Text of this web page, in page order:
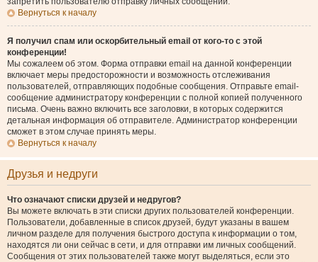
Вернуться к началу
Я получил спам или оскорбительный email от кого-то с этой
конференции!
Мы сожалеем об этом. Форма отправки email на данной конференции
включает меры предосторожности и возможность отслеживания
пользователей, отправляющих подобные сообщения. Отправьте email-
сообщение администратору конференции с полной копией полученного
письма. Очень важно включить все заголовки, в которых содержится
детальная информация об отправителе. Администратор конференции
сможет в этом случае принять меры.
Вернуться к началу
Друзья и недруги
Что означают списки друзей и недругов?
Вы можете включать в эти списки других пользователей конференции.
Пользователи, добавленные в список друзей, будут указаны в вашем
личном разделе для получения быстрого доступа к информации о том,
находятся ли они сейчас в сети, и для отправки им личных сообщений.
Сообщения от этих пользователей также могут выделяться, если это